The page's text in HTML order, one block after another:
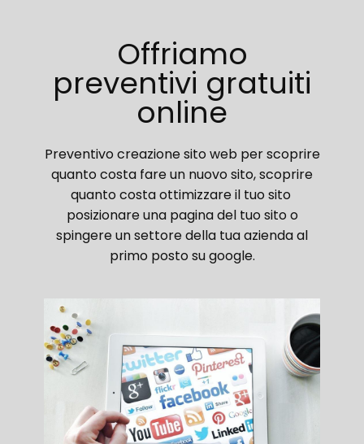
Offriamo
preventivi gratuiti
online
Preventivo creazione sito web per scoprire
quanto costa fare un nuovo sito, scoprire
quanto costa ottimizzare il tuo sito
posizionare una pagina del tuo sito o
spingere un settore della tua azienda al
primo posto su google.